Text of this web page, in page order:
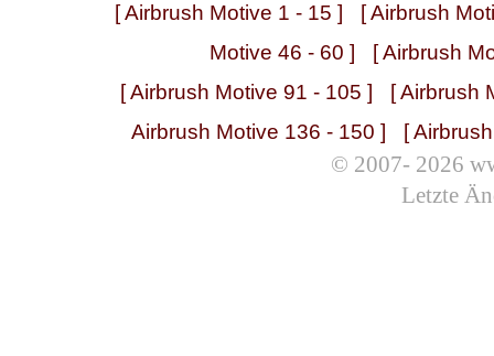
[ Airbrush Motive 1 - 15 ]
[ Airbrush
Motive 46 - 60 ]
[ Airbrush
[ Airbrush Motive 91 - 105 ]
[ Airbrush
Airbrush Motive 136 - 150 ]
[
© 2007- 2026
Letzte